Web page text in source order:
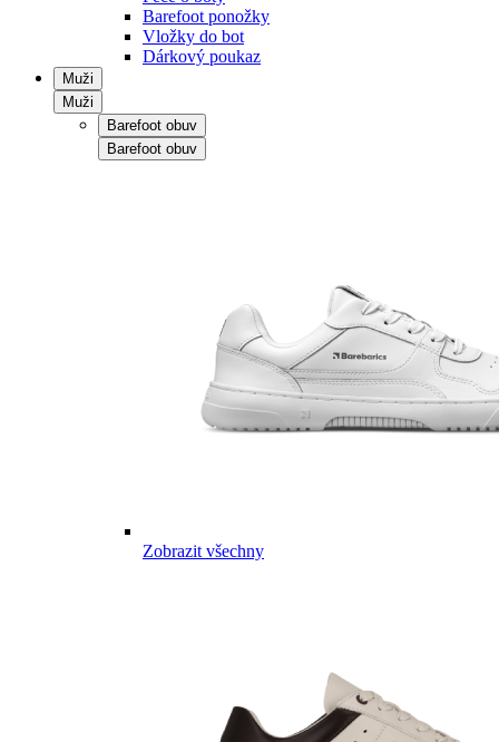
Barefoot ponožky
Vložky do bot
Dárkový poukaz
Muži
Muži
Barefoot obuv
Barefoot obuv
Zobrazit všechny